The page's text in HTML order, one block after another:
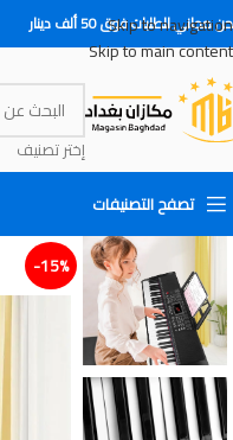
Skip to navigation
Skip to main content
للطلبات فوق 50 ألف دينار
إختر تصنيف
تصفح التصنيفات
15%-